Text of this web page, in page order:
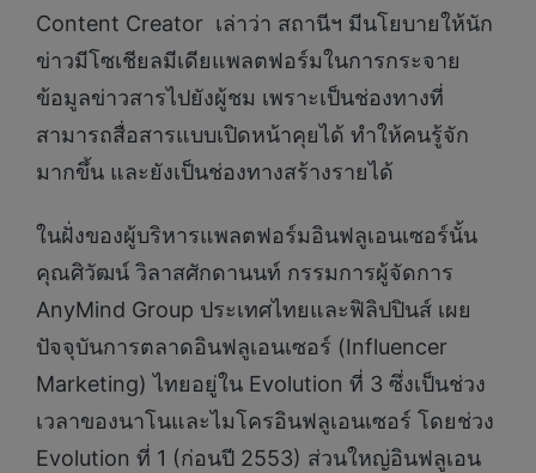
Content Creator เล่าว่า สถานีฯ มีนโยบายให้นัก
ข่าวมีโซเชียลมีเดียแพลตฟอร์มในการกระจาย
ข้อมูลข่าวสารไปยังผู้ชม เพราะเป็นช่องทางที่
สามารถสื่อสารแบบเปิดหน้าคุยได้ ทำให้คนรู้จัก
มากขึ้น และยังเป็นช่องทางสร้างรายได้
ในฝั่งของผู้บริหารแพลตฟอร์มอินฟลูเอนเซอร์นั้น
คุณศิวัฒน์ วิลาสศักดานนท์ กรรมการผู้จัดการ
AnyMind Group ประเทศไทยและฟิลิปปินส์ เผย
ปัจจุบันการตลาดอินฟลูเอนเซอร์ (Influencer
Marketing) ไทยอยู่ใน Evolution ที่ 3 ซึ่งเป็นช่วง
เวลาของนาโนและไมโครอินฟลูเอนเซอร์ โดยช่วง
Evolution ที่ 1 (ก่อนปี 2553) ส่วนใหญ่อินฟลูเอน